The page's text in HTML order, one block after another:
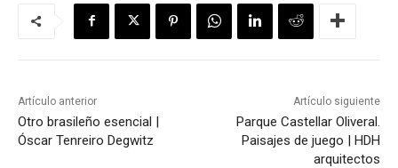
Artículo anterior
Otro brasileño esencial |
Óscar Tenreiro Degwitz
Artículo siguiente
Parque Castellar Oliveral.
Paisajes de juego | HDH
arquitectos